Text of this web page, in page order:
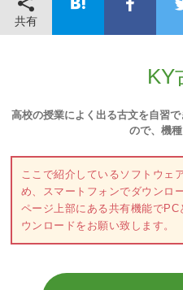
共有
KY
高校の授業によく出る古文を自習
ので、機
ここで紹介しているソフトウェ
め、スマートフォンでダウンロ
ページ上部にある共有機能で
ウンロードをお願い致します。